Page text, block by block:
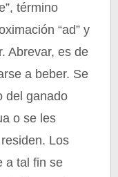
término
“ad” y
Abrevar, es de
a beber. Se
del ganado
o se les
Los
a tal fin se